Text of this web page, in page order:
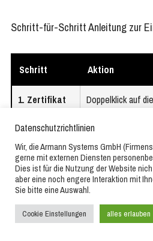
Schritt-für-Schritt Anleitung zur
Schritt Aktion
1. Zertifikat
Doppelklick auf die
Import-Assistenten
folgen
2. Outlook-
Einstellungen
öffnen
Datei →
Trust Center →
Einstellungen für
Datenschutzrichtlinien
Wir, die Armann Systems GmbH
gerne mit externen Diensten
Dies ist für die Nutzung der Website
aber eine noch engere Interaktion mit
Sie bitte eine Auswahl.
Cookie Einstellungen alles erlauben